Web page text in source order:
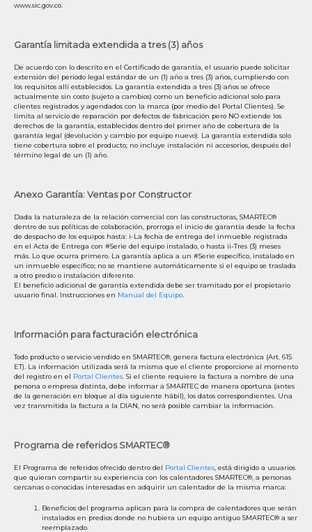
www.sic.gov.co.
Garantía limitada extendida a tres (3) años
De acuerdo con lo descrito en el Certificado de garantía, el usuario puede solicitar
extensión del periodo legal estándar de un (1) año a tres (3) años, cumpliendo con
los requisitos allí establecidos. La garantía extendida a tres (3) años se ofrece
actualmente sin costo (sujeto a cambios) como un beneficio adicional solo para
clientes registrados y agendados con la marca (por medio del Portal Clientes). Se
limita al servicio de reparación por defectos de fabricación pero NO extiende los
derechos de la garantía, establecidos dentro del primer año de cobertura de la
garantía legal (devolución y cambio por equipo nuevo). La garantía extendida solo
tiene cobertura sobre el producto; no incluye instalación ni accesorios, después del
término legal de un (1) año.
Anexo Garantía: Ventas por Constructor
Dada la naturaleza de la relación comercial con las constructoras, SMARTEC®
dentro de sus políticas de colaboración, prorroga el inicio de garantía desde la fecha
de despacho de los equipos hasta: i-La fecha de entrega del inmueble registrada
en el Acta de Entrega con #Serie del equipo instalado, o hasta ii-Tres (3) meses
más. Lo que ocurra primero. La garantía aplica a un #Serie específico, instalado en
un inmueble específico; no se mantiene automáticamente si el equipo se traslada
a otro predio o instalación diferente.
El beneficio adicional de garantía extendida debe ser tramitado por el propietario
usuario final. Instrucciones en Manual del Equipo
Información para facturación electrónica
Todo producto o servicio vendido en SMARTEC®, genera factura electrónica (Art. 615
ET). La información utilizada será la misma que el cliente proporcione al momento
del registro en el Portal Clientes . Si el cliente requiere la factura a nombre de una
persona o empresa distinta, debe informar a SMARTEC de manera oportuna (antes
de la generación en bloque al día siguiente hábil), los datos correspondientes. Una
vez transmitida la factura a la DIAN, no será posible cambiar la información.
Programa de referidos SMARTEC®
El Programa de referidos ofrecido dentro del Portal Clientes , está dirigido a usuarios
que quieran compartir su experiencia con los calentadores SMARTEC®, a personas
cercanas o conocidas interesadas en adquirir un calentador de la misma marca:
Beneficios del programa aplican para la compra de calentadores que serán
instalados en predios donde no hubiera un equipo antiguo SMARTEC® a ser
reemplazado.